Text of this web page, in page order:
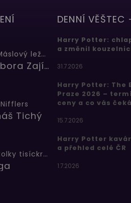
Butterbeer: Máslový ležák
Barbora Zajícová
Tichý
Bertíkovy fazolky tisíckrát jinak
DENNÍ VĚŠTEC
Harry Potter:
a změnil
31.7.2026
Harry Potter: The
Praze 2026 –
ceny a co vás čeká
15.7.2026
Harry Potter
a přehled celé ČR
1.7.2026